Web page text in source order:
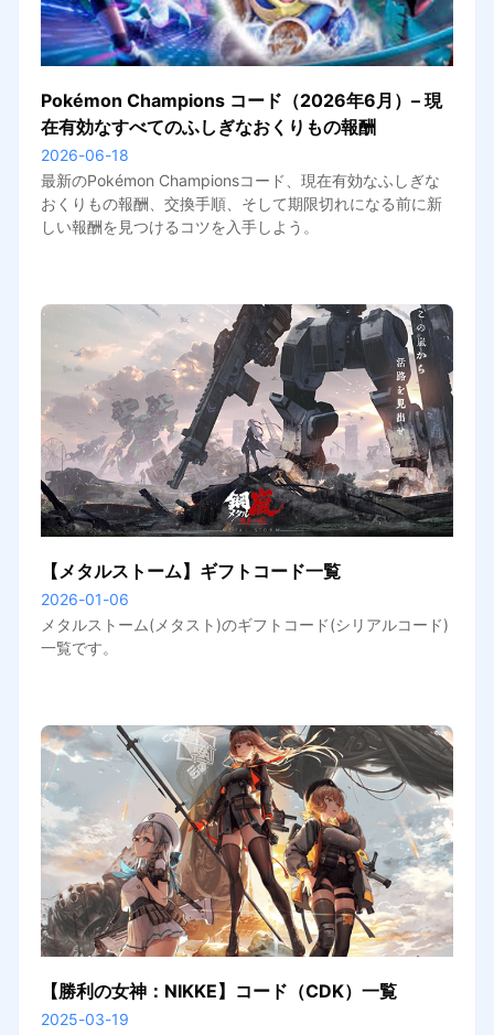
Pokémon Champions コード（2026年6月）– 現
在有効なすべてのふしぎなおくりもの報酬
2026-06-18
最新のPokémon Championsコード、現在有効なふしぎな
おくりもの報酬、交換手順、そして期限切れになる前に新
しい報酬を見つけるコツを入手しよう。
【メタルストーム】ギフトコード一覧
2026-01-06
メタルストーム(メタスト)のギフトコード(シリアルコード)
一覧です。
【勝利の女神：NIKKE】コード（CDK）一覧
2025-03-19